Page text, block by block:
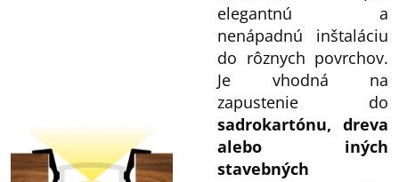
elegantnú a
nenápadnú inštaláciu
do rôznych povrchov.
Je vhodná na
zapustenie do
sadrokartónu, dreva
alebo iných
stavebných